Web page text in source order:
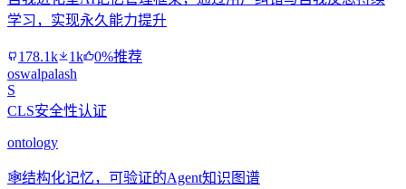
学习，实现永久能力提升
178.1k 1k
0%推荐
oswalpalash
S
CLS安全性认证
ontology
🕸️结构化记忆，可验证的Agent知识图谱